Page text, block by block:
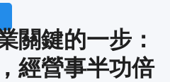
關鍵的一步：
經營事半功倍